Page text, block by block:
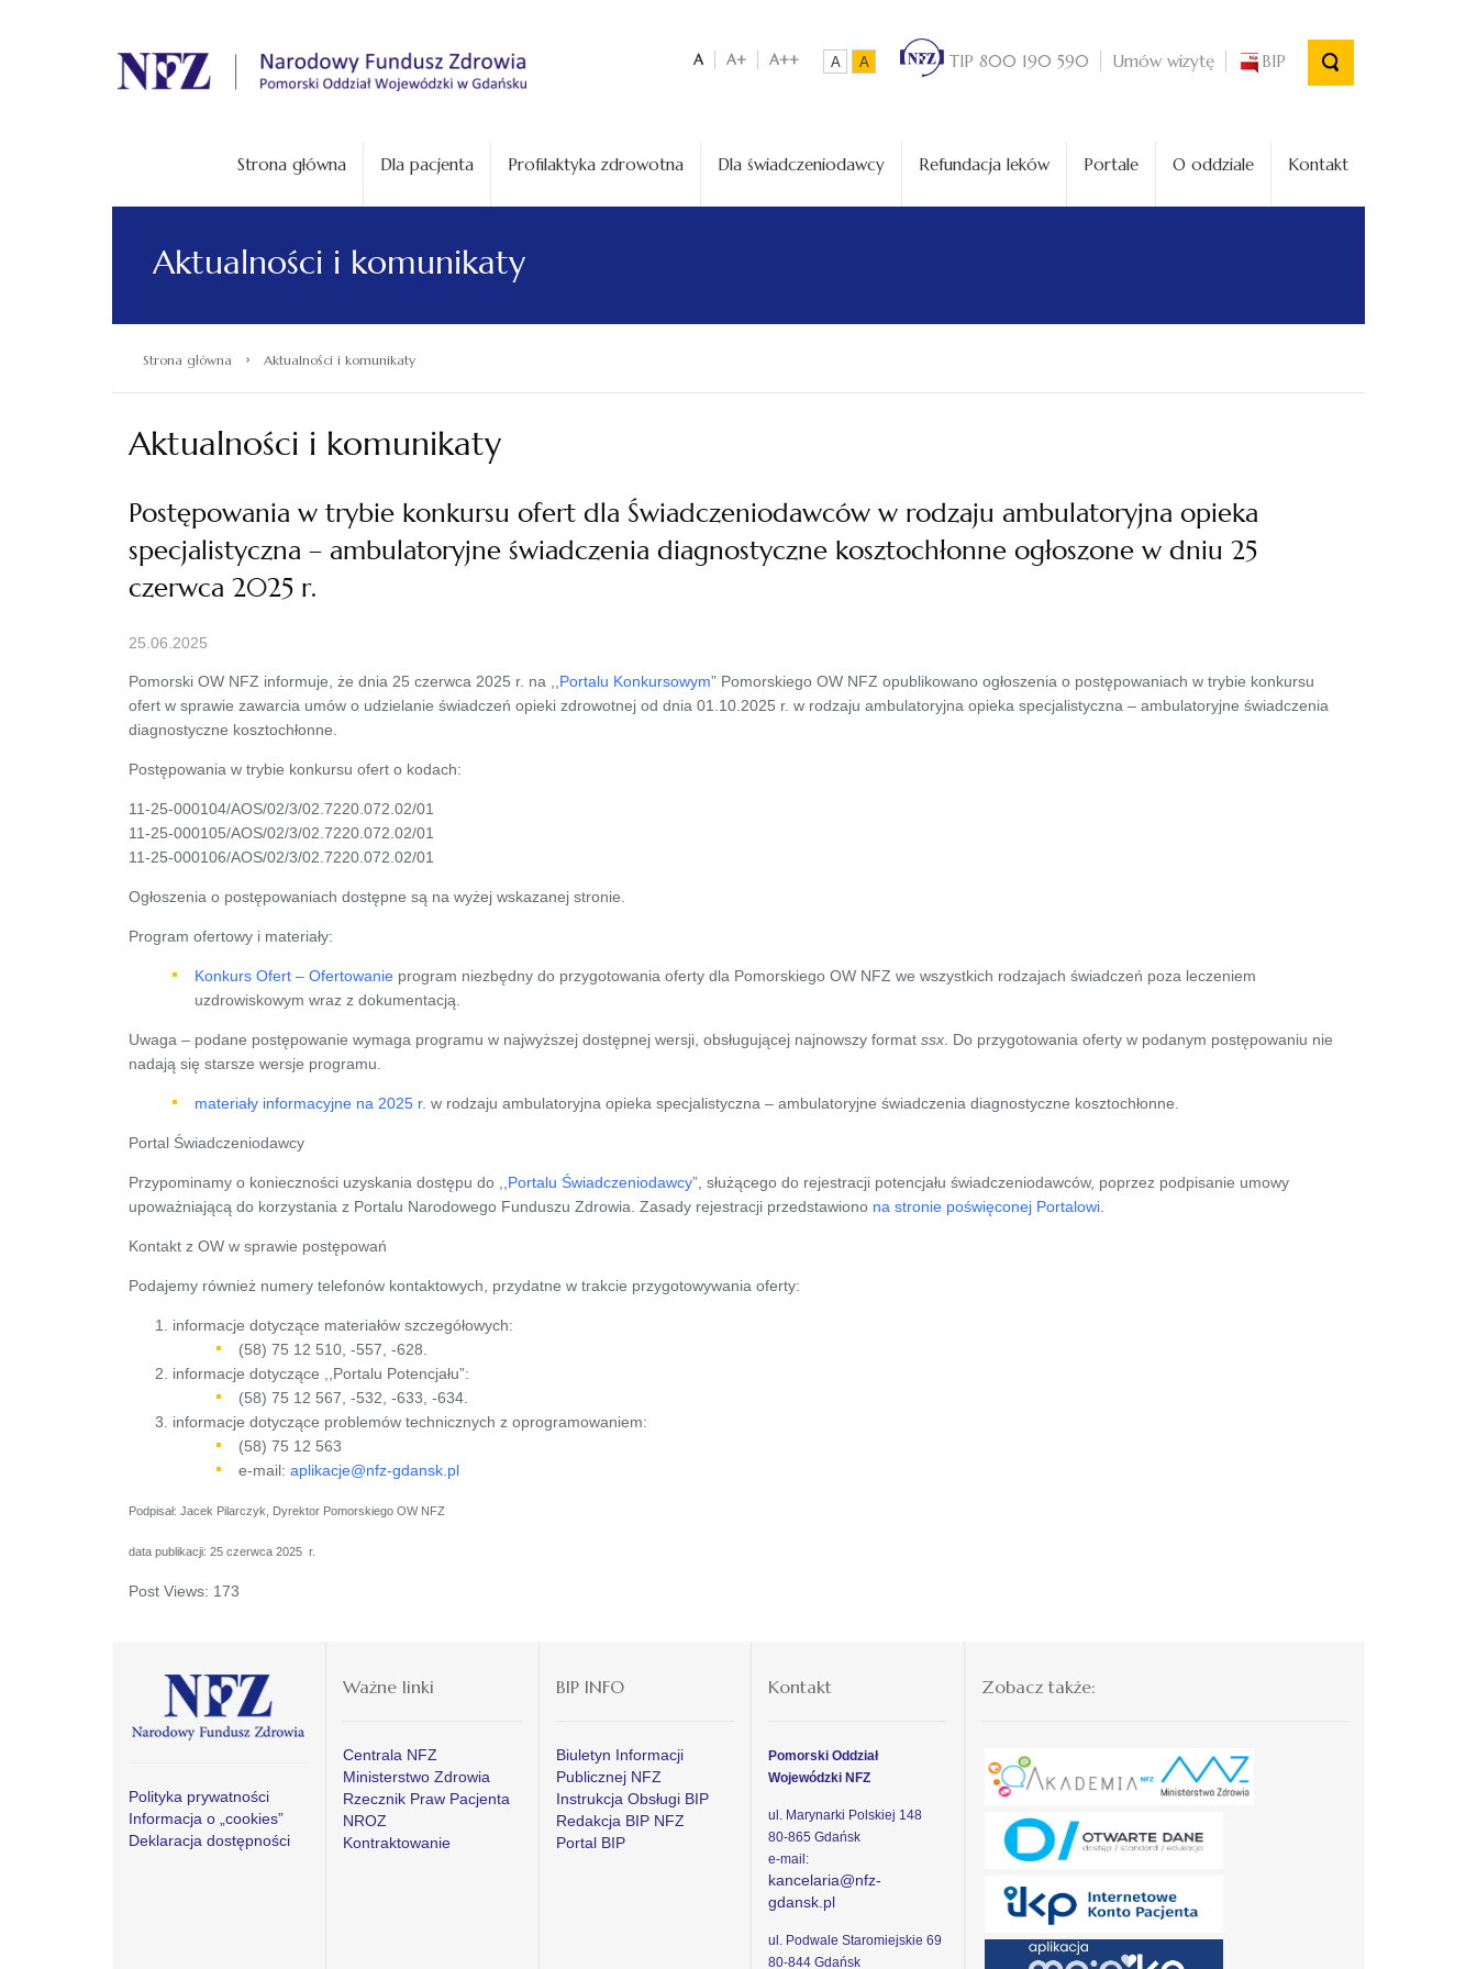
. A A+ A++ A A TIP 800 190 590 Umów wizytę BIP
Strona główna Dla pacjenta Profilaktyka zdrowotna Dla świadczeniodawcy Refundacja leków Portale O oddziale Kontakt
Aktualności i komunikaty
Strona główna › Aktualności i komunikaty
Aktualności i komunikaty
Postępowania w trybie konkursu ofert dla Świadczeniodawców w rodzaju ambulatoryjna opieka
specjalistyczna – ambulatoryjne świadczenia diagnostyczne kosztochłonne ogłoszone w dniu 25
czerwca 2025 r.
25.06.2025
Pomorski OW NFZ informuje, że dnia 25 czerwca 2025 r. na ,, Portalu Konkursowym” Pomorskiego OW NFZ opublikowano ogłoszenia o postępowaniach w trybie konkursu
ofert w sprawie zawarcia umów o udzielanie świadczeń opieki zdrowotnej od dnia 01.10.2025 r. w rodzaju ambulatoryjna opieka specjalistyczna – ambulatoryjne świadczenia
diagnostyczne kosztochłonne.
Postępowania w trybie konkursu ofert o kodach:
11-25-000104/AOS/02/3/02.7220.072.02/01
11-25-000105/AOS/02/3/02.7220.072.02/01
11-25-000106/AOS/02/3/02.7220.072.02/01
Ogłoszenia o postępowaniach dostępne są na wyżej wskazanej stronie.
Program ofertowy i materiały:
Konkurs Ofert – Ofertowanie program niezbędny do przygotowania oferty dla Pomorskiego OW NFZ we wszystkich rodzajach świadczeń poza leczeniem
uzdrowiskowym wraz z dokumentacją.
Uwaga – podane postępowanie wymaga programu w najwyższej dostępnej wersji, obsługującej najnowszy format ssx . Do przygotowania oferty w podanym postępowaniu nie
nadają się starsze wersje programu.
materiały informacyjne na 2025 r. w rodzaju ambulatoryjna opieka specjalistyczna – ambulatoryjne świadczenia diagnostyczne kosztochłonne.
Portal Świadczeniodawcy
Przypominamy o konieczności uzyskania dostępu do ,, Portalu Świadczeniodawcy”, służącego do rejestracji potencjału świadczeniodawców, poprzez podpisanie umowy
upoważniającą do korzystania z Portalu Narodowego Funduszu Zdrowia. Zasady rejestracji przedstawiono na stronie poświęconej Portalowi
Kontakt z OW w sprawie postępowań
Podajemy również numery telefonów kontaktowych, przydatne w trakcie przygotowywania oferty:
informacje dotyczące materiałów szczegółowych:
(58) 75 12 510, -557, -628.
informacje dotyczące ,,Portalu Potencjału”:
(58) 75 12 567, -532, -633, -634.
informacje dotyczące problemów technicznych z oprogramowaniem:
(58) 75 12 563
e-mail: aplikacje@nfz-gdansk.pl
Podpisał: Jacek Pilarczyk, Dyrektor Pomorskiego OW NFZ
data publikacji: 25 czerwca 2025 r.
Post Views: 173
Polityka prywatności
Informacja o „cookies”
Deklaracja dostępności
Ważne linki
Centrala NFZ
Ministerstwo Zdrowia
Rzecznik Praw Pacjenta
NROZ
Kontraktowanie
BIP INFO
Biuletyn Informacji
Publicznej NFZ
Instrukcja Obsługi BIP
Redakcja BIP NFZ
Portal BIP
Kontakt
Pomorski Oddział
Wojewódzki NFZ
ul. Marynarki Polskiej 148
80-865 Gdańsk
e-mail:
kancelaria@nfz-
gdansk.pl
ul. Podwale Staromiejskie 69
80-844 Gdańsk
Zobacz także: